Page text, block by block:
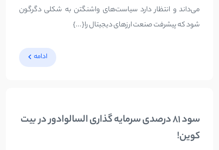
می‌داند و انتظار دارد سیاست‌های واشنگتن به شکلی دگرگون
شود که پیشرفت صنعت ارزهای دیجیتال را{...}
ادامه
سود ۸۱ درصدی سرمایه گذاری السالوادور در بیت
کوین!